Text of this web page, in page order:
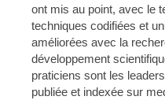
ont mis au point, avec le
techniques codifiées et
améliorées avec la
développement
praticiens sont les
publiée et indexée sur